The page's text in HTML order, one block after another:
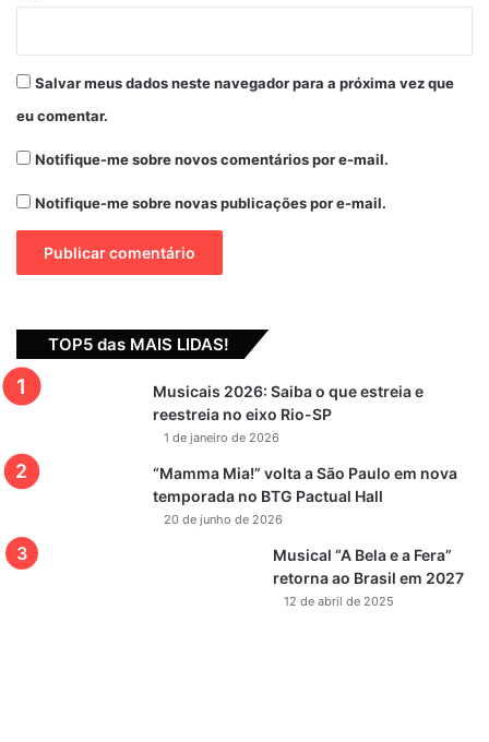
Salvar meus dados neste navegador para a próxima vez que
eu comentar.
Notifique-me sobre novos comentários por e-mail.
Notifique-me sobre novas publicações por e-mail.
TOP5 das MAIS LIDAS!
Musicais 2026: Saiba o que estreia e
reestreia no eixo Rio-SP
1 de janeiro de 2026
“Mamma Mia!” volta a São Paulo em nova
temporada no BTG Pactual Hall
20 de junho de 2026
Musical “A Bela e a Fera”
retorna ao Brasil em 2027
12 de abril de 2025